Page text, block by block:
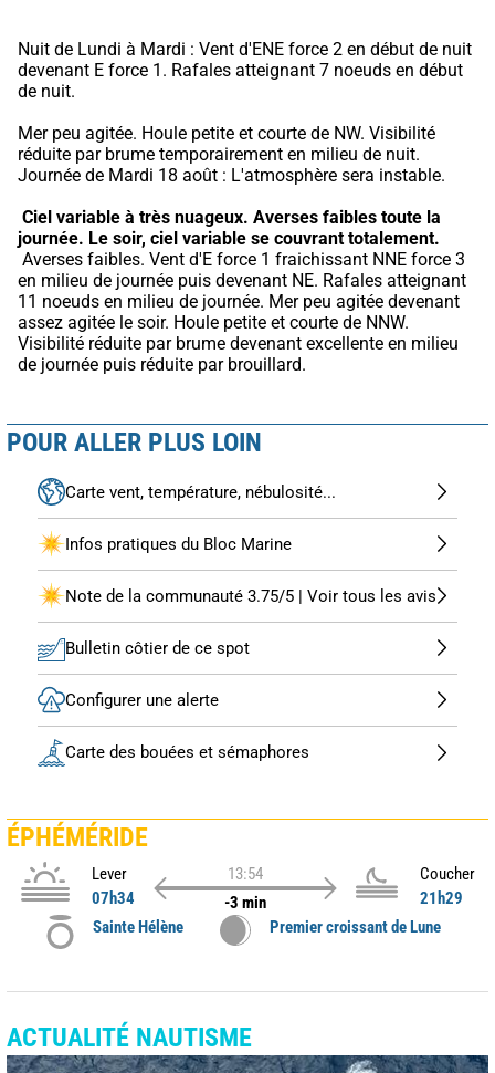
Nuit de Lundi à Mardi : Vent d'ENE force 2 en début de nuit
devenant E force 1. Rafales atteignant 7 noeuds en début
de nuit.
Mer peu agitée. Houle petite et courte de NW. Visibilité
réduite par brume temporairement en milieu de nuit.
Journée de Mardi 18 août : L'atmosphère sera instable.
Ciel variable à très nuageux. Averses faibles toute la
journée. Le soir, ciel variable se couvrant totalement.
en milieu de journée puis devenant NE. Rafales atteignant
11 noeuds en milieu de journée. Mer peu agitée devenant
assez agitée le soir. Houle petite et courte de NNW.
Visibilité réduite par brume devenant excellente en milieu
de journée puis réduite par brouillard.
POUR ALLER PLUS LOIN
Carte vent, température, nébulosité...
Infos pratiques du Bloc Marine
Note de la communauté 3.75/5 | Voir tous les avis
Bulletin côtier de ce spot
Configurer une alerte
Carte des bouées et sémaphores
ÉPHÉMÉRIDE
Lever
07h34
13:54
-3 min
Coucher
21h29
Sainte Hélène
Premier croissant de Lune
ACTUALITÉ NAUTISME